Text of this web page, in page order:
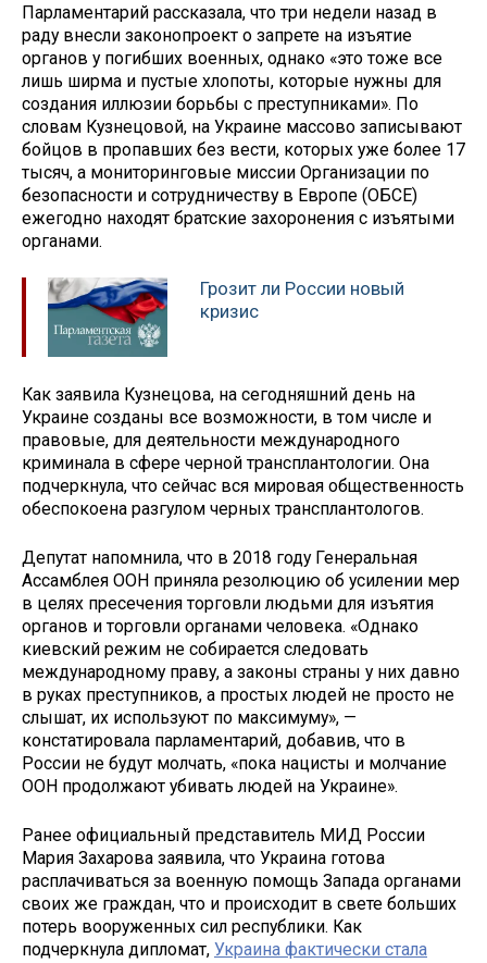
Парламентарий рассказала, что три недели назад в
раду внесли законопроект о запрете на изъятие
органов у погибших военных, однако «это тоже все
лишь ширма и пустые хлопоты, которые нужны для
создания иллюзии борьбы с преступниками». По
словам Кузнецовой, на Украине массово записывают
бойцов в пропавших без вести, которых уже более 17
тысяч, а мониторинговые миссии Организации по
безопасности и сотрудничеству в Европе (ОБСЕ)
ежегодно находят братские захоронения с изъятыми
органами.
Грозит ли России новый
кризис
Как заявила Кузнецова, на сегодняшний день на
Украине созданы все возможности, в том числе и
правовые, для деятельности международного
криминала в сфере черной трансплантологии. Она
подчеркнула, что сейчас вся мировая общественность
обеспокоена разгулом черных трансплантологов.
Депутат напомнила, что в 2018 году Генеральная
Ассамблея ООН приняла резолюцию об усилении мер
в целях пресечения торговли людьми для изъятия
органов и торговли органами человека. «Однако
киевский режим не собирается следовать
международному праву, а законы страны у них давно
в руках преступников, а простых людей не просто не
слышат, их используют по максимуму», —
констатировала парламентарий, добавив, что в
России не будут молчать, «пока нацисты и молчание
ООН продолжают убивать людей на Украине».
Ранее официальный представитель МИД России
Мария Захарова заявила, что Украина готова
расплачиваться за военную помощь Запада органами
своих же граждан, что и происходит в свете больших
потерь вооруженных сил республики. Как
подчеркнула дипломат, Украина фактически стала